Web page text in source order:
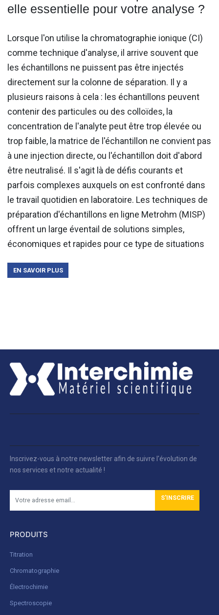
elle essentielle pour votre analyse ?
Lorsque l'on utilise la chromatographie ionique (CI)
comme technique d'analyse, il arrive souvent que
les échantillons ne puissent pas être injectés
directement sur la colonne de séparation. Il y a
plusieurs raisons à cela : les échantillons peuvent
contenir des particules ou des colloïdes, la
concentration de l'analyte peut être trop élevée ou
trop faible, la matrice de l'échantillon ne convient pas
à une injection directe, ou l'échantillon doit d'abord
être neutralisé. Il s'agit là de défis courants et
parfois complexes auxquels on est confronté dans
le travail quotidien en laboratoire. Les techniques de
préparation d'échantillons en ligne Metrohm (MISP)
offrent un large éventail de solutions simples,
économiques et rapides pour ce type de situations
EN SAVOIR PLUS
Inscrivez-vous à notre newsletter afin de suivre l'évolution de
nos services et notre actualité !
S'INSCRIRE
PRODUITS
Titration
Chromatographie
Électrochimie
Spectroscopie